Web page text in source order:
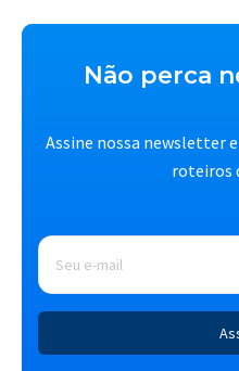
Não perca
Assine nossa newsletter
roteiros
E-
mail *